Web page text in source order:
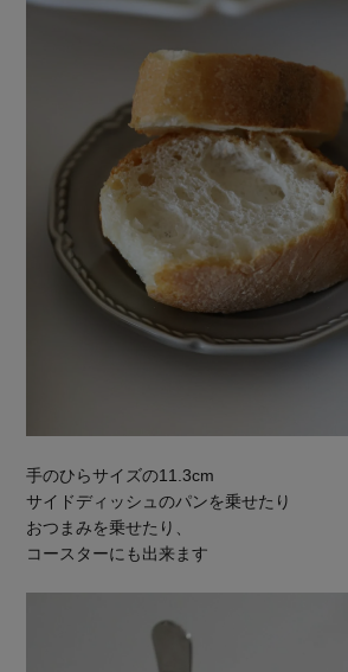
手のひらサイズの11.3cm
サイドディッシュのパンを乗せたり
おつまみを乗せたり、
コースターにも出来ます